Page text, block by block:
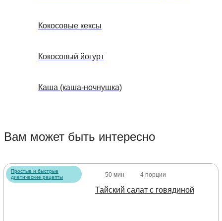
Кокосовые кексы
Кокосовый йогурт
Каша (каша-ночнушка)
Вам может быть интересно
Простые и быстрые
диетические рецепты
50 мин 4 порции
Тайский салат с говядиной